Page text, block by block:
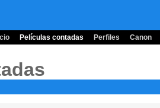
Películas contadas Perfiles Canon